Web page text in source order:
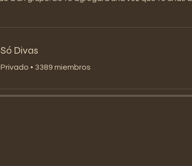
Só Divas
Privado • 3389 miembros